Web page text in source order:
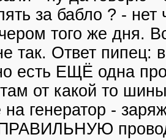
за бабло ? -
того же дня.
так. Ответ пипец:
есть ЕЩЁ одна
от какой то
генератор -